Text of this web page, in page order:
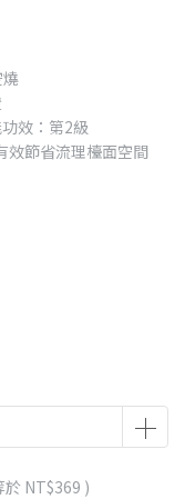
效：第2級
效節省流理檯面空間
於NT$369 )